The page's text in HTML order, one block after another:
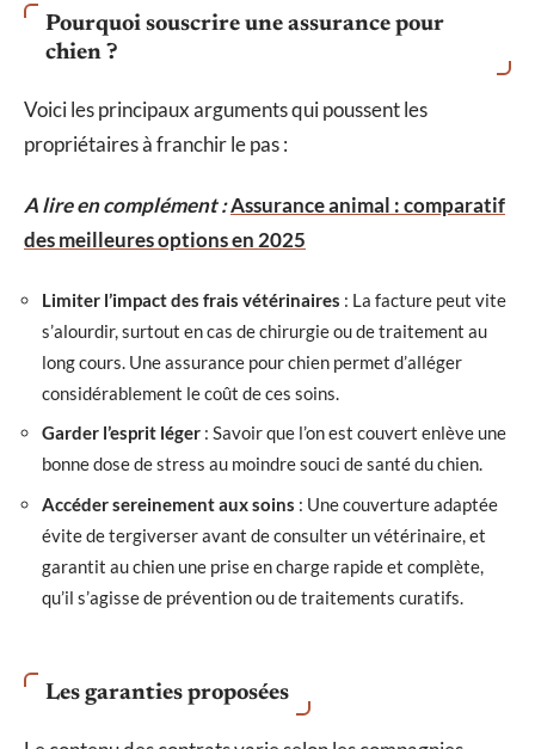
Pourquoi souscrire une assurance pour
chien ?
Voici les principaux arguments qui poussent les
propriétaires à franchir le pas :
A lire en complément :Assurance animal : comparatif
des meilleures options en 2025
Limiter l’impact des frais vétérinaires : La facture peut vite
s’alourdir, surtout en cas de chirurgie ou de traitement au
long cours. Une assurance pour chien permet d’alléger
considérablement le coût de ces soins.
Garder l’esprit léger : Savoir que l’on est couvert enlève une
bonne dose de stress au moindre souci de santé du chien.
Accéder sereinement aux soins : Une couverture adaptée
évite de tergiverser avant de consulter un vétérinaire, et
garantit au chien une prise en charge rapide et complète,
qu’il s’agisse de prévention ou de traitements curatifs.
Les garanties proposées